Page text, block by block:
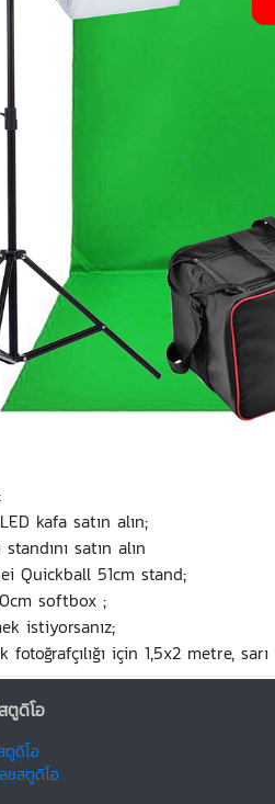
kafa satın alın;
satın alın
Quickball 51cm stand;
softbox ;
istiyorsanız;
için 1,5x2 metre,
ตูดิโอ
ตูดิโอ
ชสตูดิโอ